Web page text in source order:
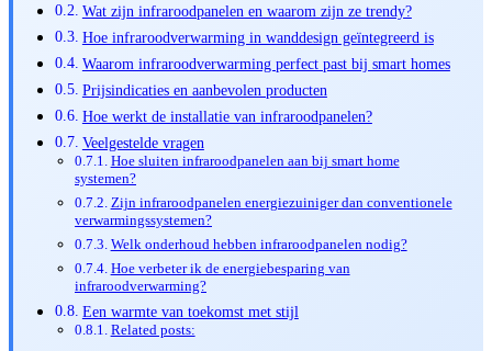
Wat zijn infraroodpanelen en waarom zijn ze trendy?
Hoe infraroodverwarming in wanddesign geïntegreerd is
Waarom infraroodverwarming perfect past bij smart homes
Prijsindicaties en aanbevolen producten
Hoe werkt de installatie van infraroodpanelen?
Veelgestelde vragen
Hoe sluiten infraroodpanelen aan bij smart home
systemen?
Zijn infraroodpanelen energiezuiniger dan conventionele
verwarmingssystemen?
Welk onderhoud hebben infraroodpanelen nodig?
Hoe verbeter ik de energiebesparing van
infraroodverwarming?
Een warmte van toekomst met stijl
Related posts: